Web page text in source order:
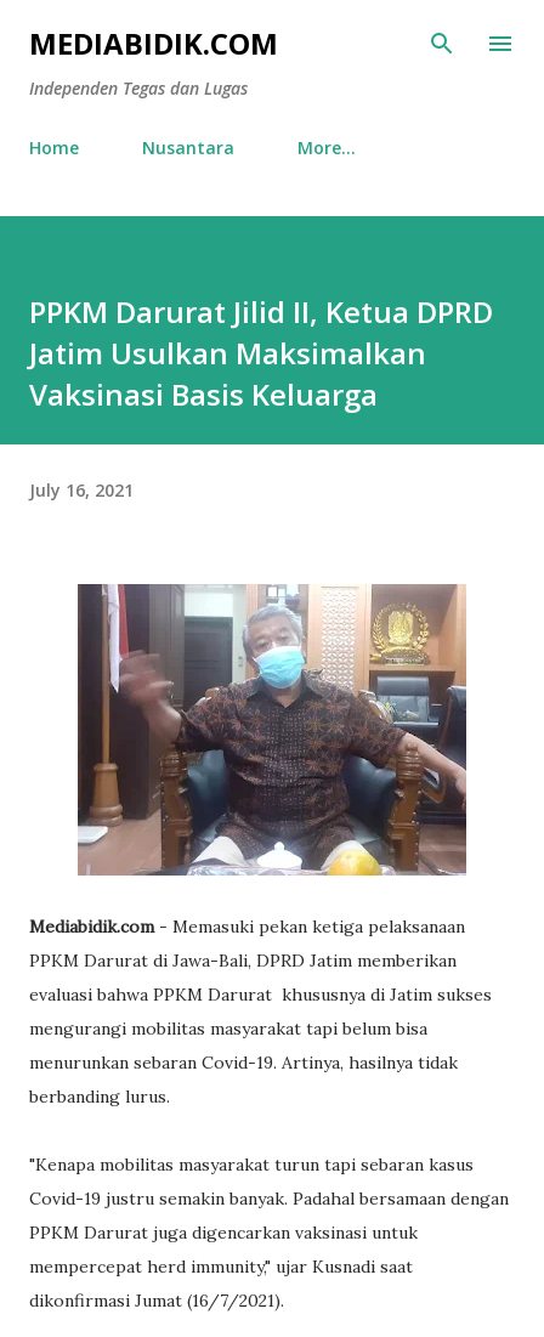
Skip to main content
MEDIABIDIK.COM
Independen Tegas dan Lugas
Home Nusantara More…
PPKM Darurat Jilid II, Ketua DPRD
Jatim Usulkan Maksimalkan
Vaksinasi Basis Keluarga
July 16, 2021
Mediabidik.com- Memasuki pekan ketiga pelaksanaan
PPKM Darurat di Jawa-Bali, DPRD Jatim memberikan
evaluasi bahwa PPKM Darurat khususnya di Jatim sukses
mengurangi mobilitas masyarakat tapi belum bisa
menurunkan sebaran Covid-19. Artinya, hasilnya tidak
berbanding lurus.
"Kenapa mobilitas masyarakat turun tapi sebaran kasus
Covid-19 justru semakin banyak. Padahal bersamaan dengan
PPKM Darurat juga digencarkan vaksinasi untuk
mempercepat herd immunity," ujar Kusnadi saat
dikonfirmasi Jumat (16/7/2021).